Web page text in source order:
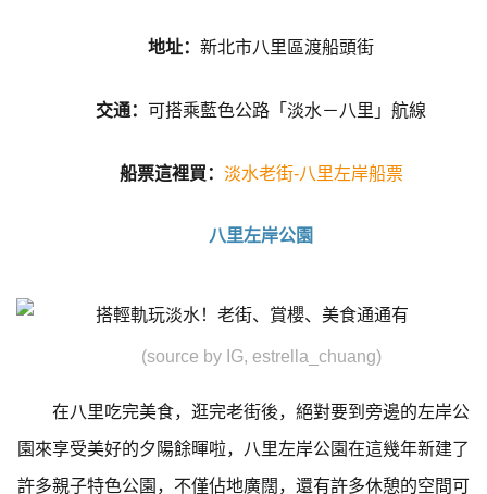
地址： 新北市八里區渡船頭街
交通： 可搭乘藍色公路「淡水－八里」航線
船票這裡買： 淡水老街-八里左岸船票
八里左岸公園
(source by IG, estrella_chuang)
在八里吃完美食，逛完老街後，絕對要到旁邊的左岸公
園來享受美好的夕陽餘暉啦，八里左岸公園在這幾年新建了
許多親子特色公園，不僅佔地廣闊，還有許多休憩的空間可